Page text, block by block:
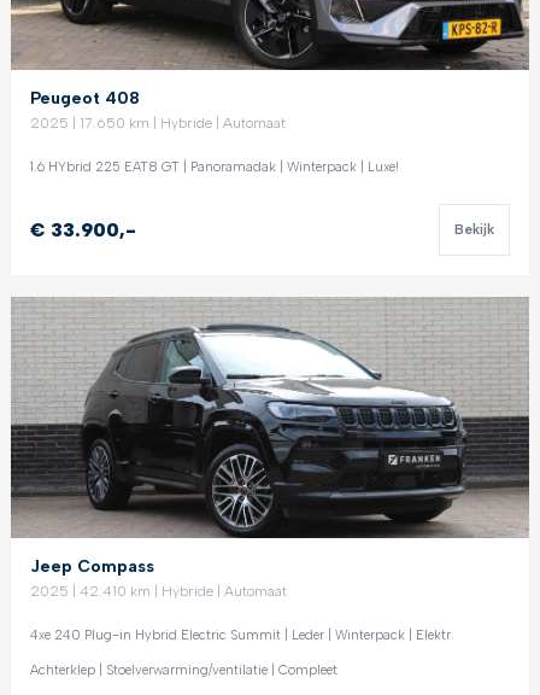
Peugeot 408
2025 | 17.650 km | Hybride | Automaat
1.6 HYbrid 225 EAT8 GT | Panoramadak | Winterpack | Luxe!
€ 33.900,- Bekijk
Jeep Compass
2025 | 42.410 km | Hybride | Automaat
4xe 240 Plug-in Hybrid Electric Summit | Leder | Winterpack | Elektr.
Achterklep | Stoelverwarming/ventilatie | Compleet